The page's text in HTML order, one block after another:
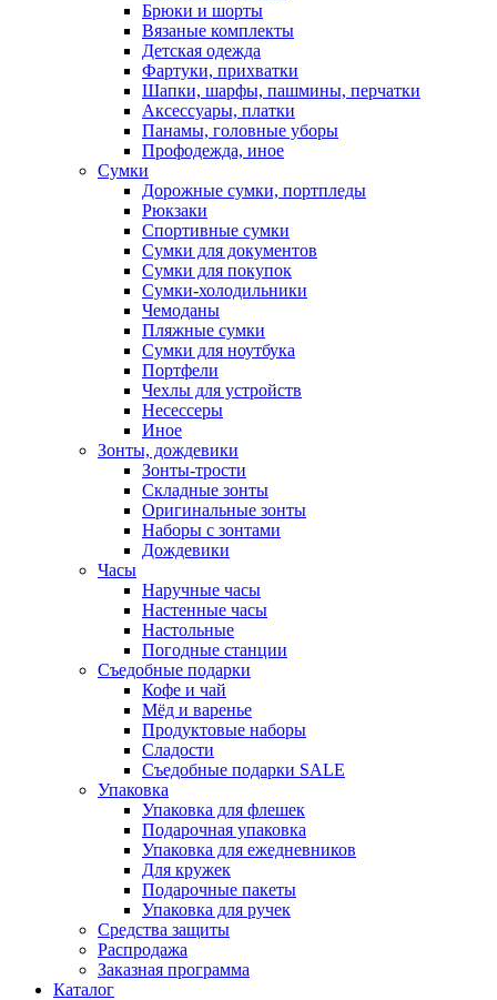
Брюки и шорты
Вязаные комплекты
Детская одежда
Фартуки, прихватки
Шапки, шарфы, пашмины, перчатки
Аксессуары, платки
Панамы, головные уборы
Профодежда, иное
Сумки
Дорожные сумки, портпледы
Рюкзаки
Спортивные сумки
Сумки для документов
Сумки для покупок
Сумки-холодильники
Чемоданы
Пляжные сумки
Сумки для ноутбука
Портфели
Чехлы для устройств
Несессеры
Иное
Зонты, дождевики
Зонты-трости
Складные зонты
Оригинальные зонты
Наборы с зонтами
Дождевики
Часы
Наручные часы
Настенные часы
Настольные
Погодные станции
Съедобные подарки
Кофе и чай
Мёд и варенье
Продуктовые наборы
Сладости
Съедобные подарки SALE
Упаковка
Упаковка для флешек
Подарочная упаковка
Упаковка для ежедневников
Для кружек
Подарочные пакеты
Упаковка для ручек
Средства защиты
Распродажа
Заказная программа
Каталог